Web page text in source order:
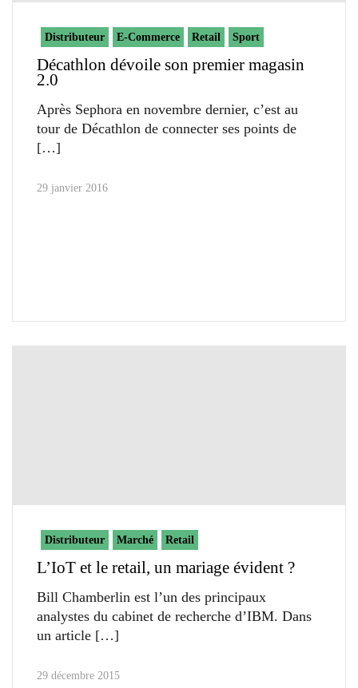
Distributeur E-Commerce Retail Sport
Décathlon dévoile son premier magasin
2.0
Après Sephora en novembre dernier, c’est au
tour de Décathlon de connecter ses points de
29 janvier 2016
Distributeur Marché Retail
L’IoT et le retail, un mariage évident ?
Bill Chamberlin est l’un des principaux
analystes du cabinet de recherche d’IBM. Dans
un article
29 décembre 2015